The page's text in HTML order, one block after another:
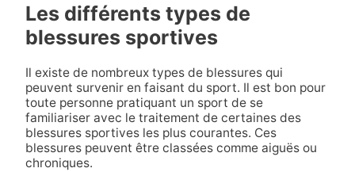
Les différents types de
blessures sportives
Il existe de nombreux types de blessures qui
peuvent survenir en faisant du sport. Il est bon pour
toute personne pratiquant un sport de se
familiariser avec le traitement de certaines des
blessures sportives les plus courantes. Ces
blessures peuvent être classées comme aiguës ou
chroniques.